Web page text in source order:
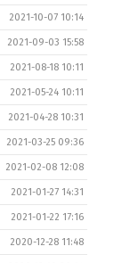
2021-10-07 10:14
2021-09-03 15:58
2021-08-18 10:11
2021-05-24 10:11
2021-04-28 10:31
2021-03-25 09:36
2021-02-08 12:08
2021-01-27 14:31
2021-01-22 17:16
2020-12-28 11:48